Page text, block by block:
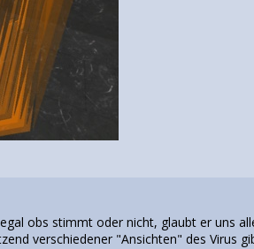
obs stimmt oder nicht, glaubt er uns
verschiedener "Ansichten" des Virus